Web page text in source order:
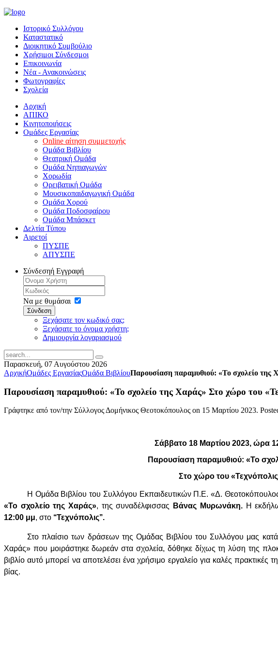
Ιστορικό Συλλόγου
Καταστατικό
Διοικητικό Συμβούλιο
Χρήσιμοι Σύνδεσμοι
Επικοινωνία
Νέα - Ανακοινώσεις
Φωτογραφίες
Σχολεία
Αρχική
ΑΠΙΚΟ
Κινητοποιήσεις
Ομάδες Εργασίας
Online αίτηση συμμετοχής
Ομάδα Βιβλίου
Θεατρική Ομάδα
Ομάδα Νηπιαγωγών
Χορωδία
Ορειβατική Ομάδα
Μουσικοπαιδαγωγική Ομάδα
Ομάδα Χορού
Ομάδα Ποδοσφαίρου
Ομάδα Μπάσκετ
Δελτία Τύπου
Αιρετοί
ΠΥΣΠΕ
ΑΠΥΣΠΕ
Σύνδεσηή Εγγραφή
Να με θυμάσαι
Σύνδεση
Ξεχάσατε τον κωδικό σας;
Ξεχάσατε το όνομα χρήστη;
Δημιουργία λογαριασμού
Παρασκευή, 07 Αυγούστου 2026
ΑρχικήΟμάδες ΕργασίαςΟμάδα ΒιβλίουΠαρουσίαση παραμυθιού: «Το σχολείο της
Παρουσίαση παραμυθιού: «Το σχολείο της Χαράς» Στο χώρο του
Γράφτηκε από τον/την Σύλλογος Δομήνικος Θεοτοκόπουλος on 15 Μαρτίου 2023.
Σάββατο 18 Μαρτίου
Παρουσίαση παραμυθιού: «Το
Στο χώρο του
Η Ομάδα Βιβλίου του Συλλόγου Εκπαιδευτικών Π.Ε. «Δ.
«Το σχολείο της Χαράς», της συναδέλφισσας Βάνας Μυρωνάκη.Η
12:00 μμ, στο ‘‘Τεχνόπολις’’.
Στο πλαίσιο των δράσεων της Ομάδας Βιβλίου του Συλλόγου μας
Χαράς» που μοιράστηκε δωρεάν στα σχολεία, δόθηκε δίχως τη λύση της
βιβλίο αυτό μπορεί να αποτελέσει ένα χρήσιμο εργαλείο για καλές πρακτικές
βίας.